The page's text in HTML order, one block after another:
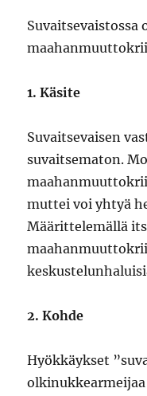
Suvaitsevaistossa
1. Käsite
Suvaitsevaisen
suvaitsematon.
muttei voi yhtyä
Määrittelemällä
2. Kohde
Hyökkäykset